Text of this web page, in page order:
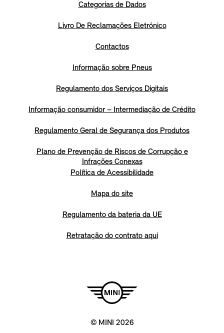
Categorias de Dados
Livro De Reclamações Eletrónico
Contactos
Informação sobre Pneus
Regulamento dos Serviços Digitais
Informação consumidor – Intermediação de Crédito
Regulamento Geral de Segurança dos Produtos
Plano de Prevenção de Riscos de Corrupção e
Infrações Conexas
Política de Acessibilidade
Mapa do site
Regulamento da bateria da UE
Retratação do contrato aqui
© MINI 2026